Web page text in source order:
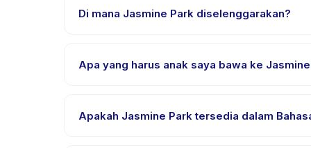
pembayaran berhasil.
Di mana Jasmine Park diselenggarakan?
Apa yang harus anak saya bawa ke
Apakah Jasmine Park tersedia dalam